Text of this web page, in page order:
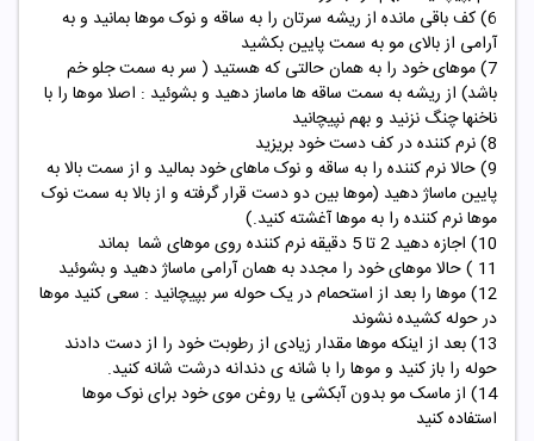
6) کف باقی مانده از ریشه سرتان را به ساقه و نوک موها بمانید و به
آرامی از بالای مو به سمت پایین بکشید
7) موهای خود را به همان حالتی که هستید ( سر به سمت جلو خم
باشد) از ریشه به سمت ساقه ها ماساز دهید و بشوئید : اصلا موها را با
ناخنها چنگ نزنید و بهم نپیچانید
8) نرم کننده در کف دست خود بریزید
9) حالا نرم کننده را به ساقه و نوک ماهای خود بمالید و از سمت بالا به
پایین ماساژ دهید (موها بین دو دست قرار گرفته و از بالا به سمت نوک
موها نرم کننده را به موها آغشته کنید.)
10) اجازه دهید 2 تا 5 دقیقه نرم کننده روی موهای شما بماند
11 ) حالا موهای خود را مجدد به همان آرامی ماساژ دهید و بشوئید
12) موها را بعد از استحمام در یک حوله سر بپیچانید : سعی کنید موها
در حوله کشیده نشوند
13) بعد از اینکه موها مقدار زیادی از رطوبت خود را از دست دادند
حوله را باز کنید و موها را با شانه ی دندانه درشت شانه کنید.
14) از
ماسک مو بدون آبکشی یا روغن موی خود برای نوک موها
استفاده کنید